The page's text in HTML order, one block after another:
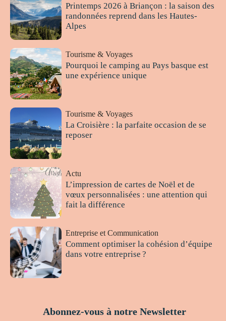
Printemps 2026 à Briançon : la saison des
randonnées reprend dans les Hautes-
Alpes
Tourisme & Voyages
Pourquoi le camping au Pays basque est
une expérience unique
Tourisme & Voyages
La Croisière : la parfaite occasion de se
reposer
Actu
L’impression de cartes de Noël et de
vœux personnalisées : une attention qui
fait la différence
Entreprise et Communication
Comment optimiser la cohésion d’équipe
dans votre entreprise ?
Abonnez-vous à notre Newsletter